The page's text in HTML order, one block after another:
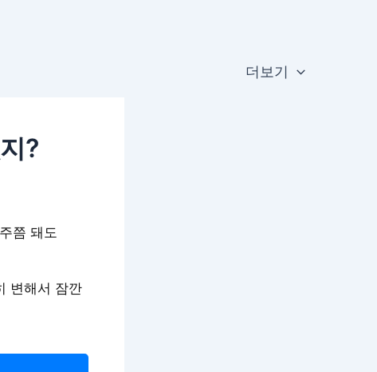
더보기
?
쯤 돼도
변해서 잠깐